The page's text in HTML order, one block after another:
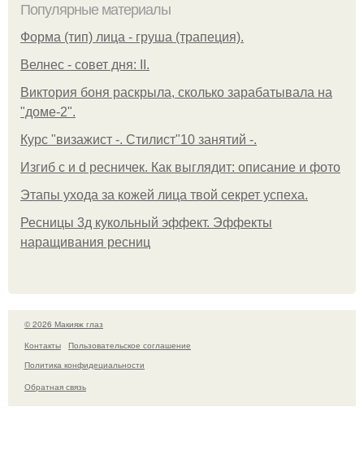
Популярные материалы
Форма (тип) лица - груша (трапеция).
Велнес - совет дня: II.
Виктория боня раскрыла, сколько зарабатывала на
"доме-2".
Курс "визажист -. Стилист"10 занятий -.
Изгиб c и d ресничек. Как выглядит: описание и фото
Этапы ухода за кожей лица твой секрет успеха.
Ресницы 3д кукольный эффект. Эффекты
наращивания ресниц
© 2026 Макияж глаз
Контакты
Пользовательское соглашение
Политика конфидециальности
Обратная связь